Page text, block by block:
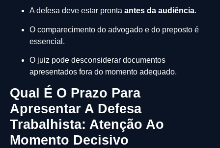
A defesa deve estar pronta antes da audiência.
O comparecimento do advogado e do preposto é
essencial.
O juiz pode desconsiderar documentos
apresentados fora do momento adequado.
Qual É O Prazo Para
Apresentar A Defesa
Trabalhista: Atenção Ao
Momento Decisivo